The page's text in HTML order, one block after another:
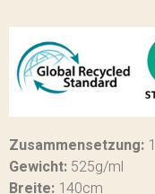
Zusammensetzung:
Gewicht: 525g/ml
Breite: 140cm